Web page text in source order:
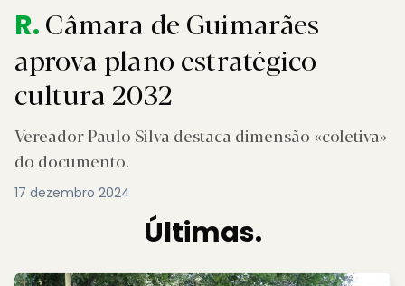
R.Câmara de Guimarães
aprova plano estratégico
cultura 2032
Vereador Paulo Silva destaca dimensão «coletiva»
do documento.
17 dezembro 2024
Últimas.